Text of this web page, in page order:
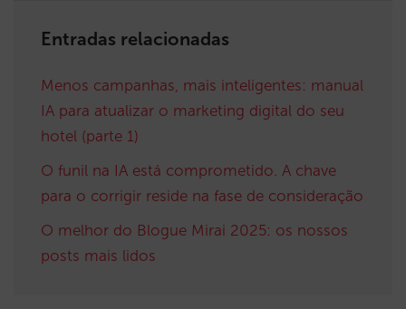
Entradas relacionadas
Menos campanhas, mais inteligentes: manual
IA para atualizar o marketing digital do seu
hotel (parte 1)
O funil na IA está comprometido. A chave
para o corrigir reside na fase de consideração
O melhor do Blogue Mirai 2025: os nossos
posts mais lidos